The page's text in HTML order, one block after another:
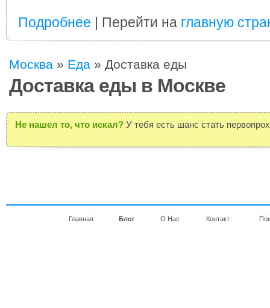
Подробнее | Перейти на главную
Москва » Еда » Доставка еды
Доставка еды в Москве
Не нашел то, что искал? У тебя есть шанс стать
Главная Блог О Нас Контакт